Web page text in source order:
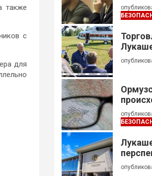
также
с
для
это